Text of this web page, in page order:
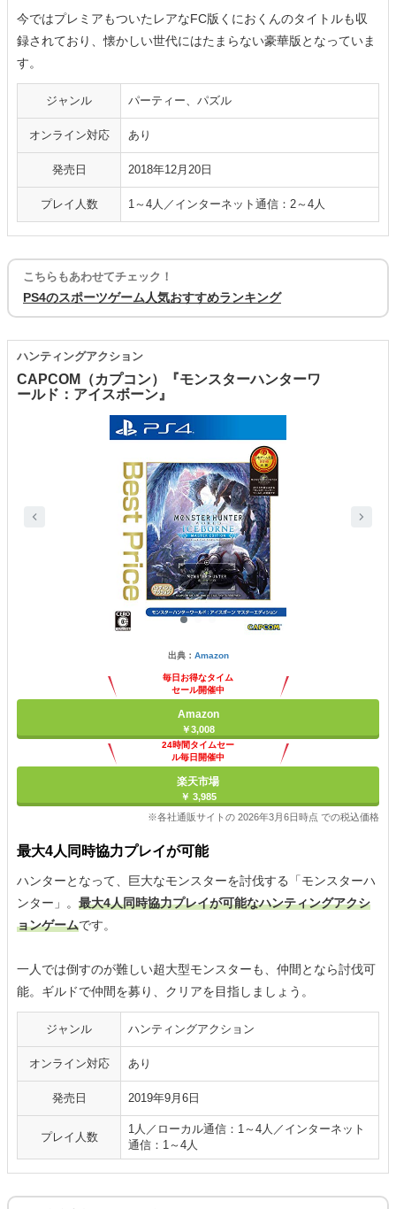
今ではプレミアもついたレアなFC版くにおくんのタイトルも収
録されており、懐かしい世代にはたまらない豪華版となっていま
す。
ジャンル パーティー、パズル
オンライン対応 あり
発売日 2018年12月20日
プレイ人数 1～4人／インターネット通信：2～4人
こちらもあわせてチェック！
PS4のスポーツゲーム人気おすすめランキング
CAPCOM（カプコン）『モンスターハンターワ
ールド：アイスボーン』
ハンティングアクション
出典： Amazon
毎日お得なタイム
セール開催中
Amazon
￥3,008
24時間タイムセー
ル毎日開催中
楽天市場
￥ 3,985
※各社通販サイトの 2026年3月6日時点 での税込価格
最大4人同時協力プレイが可能
ハンターとなって、巨大なモンスターを討伐する「モンスターハ
ンター」。 最大4人同時協力プレイが可能なハンティングアクシ
ョンゲームです。
一人では倒すのが難しい超大型モンスターも、仲間となら討伐可
能。ギルドで仲間を募り、クリアを目指しましょう。
ジャンル ハンティングアクション
オンライン対応 あり
発売日 2019年9月6日
プレイ人数
1人／ローカル通信：1～4人／インターネット
通信：1～4人